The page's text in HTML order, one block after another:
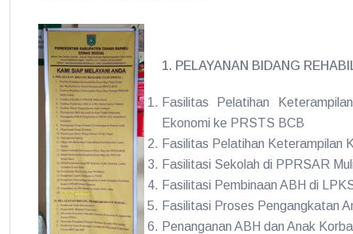
1. PELAYANAN BIDANG
Fasilitas Pelatihan
Ekonomi ke PRSTS BCB
Fasilitas Pelatihan Keterampilan
Fasilitasi Sekolah di PPRSAR
Fasilitasi Pembinaan ABH di
Fasilitasi Proses Pengangkatan
Penanganan ABH dan Anak